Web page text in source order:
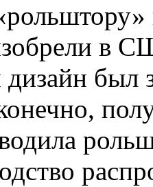
в
был